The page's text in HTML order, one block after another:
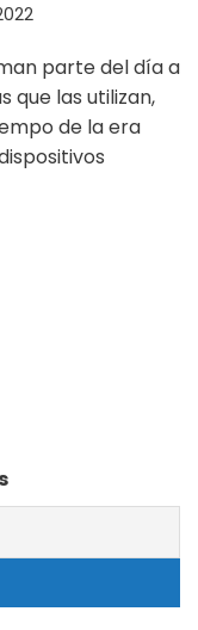
parte del día a
que las utilizan,
de la era